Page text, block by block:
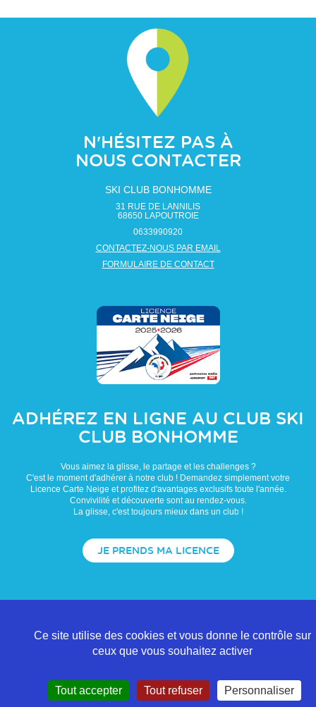
N'HÉSITEZ PAS À
NOUS CONTACTER
SKI CLUB BONHOMME
31 RUE DE LANNILIS
68650 LAPOUTROIE
0633990920
CONTACTEZ-NOUS PAR EMAIL
FORMULAIRE DE CONTACT
ADHÉREZ EN LIGNE AU CLUB SKI
CLUB BONHOMME
Vous aimez la glisse, le partage et les challenges ?
C'est le moment d'adhérer à notre club ! Demandez simplement votre
Licence Carte Neige et profitez d'avantages exclusifs toute l'année.
Convivilité et découverte sont au rendez-vous.
La glisse, c'est toujours mieux dans un club !
JE PRENDS MA LICENCE
Ce site utilise des cookies et vous donne le contrôle sur
ceux que vous souhaitez activer
Tout accepter Tout refuser Personnaliser